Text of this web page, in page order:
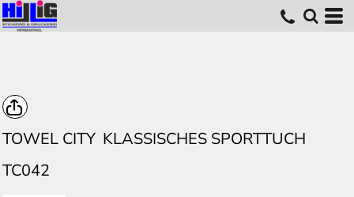
TOWEL CITY KLASSISCHES SPORTTUCH
TC042